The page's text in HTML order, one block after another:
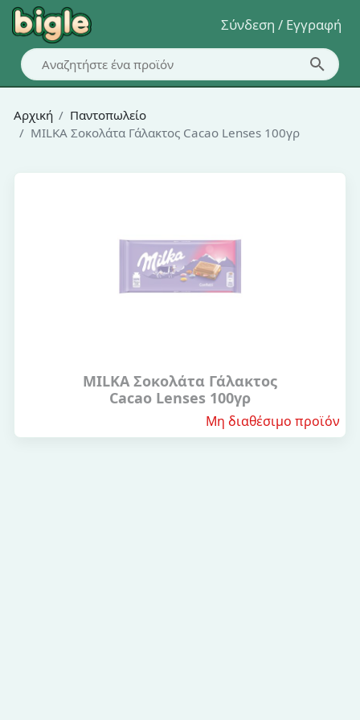
Σύνδεση / Εγγραφή
Αρχική
Παντοπωλείο
MILKA Σοκολάτα Γάλακτος Cacao Lenses 100γρ
MILKA Σοκολάτα Γάλακτος
Cacao Lenses 100γρ
Μη διαθέσιμο προϊόν